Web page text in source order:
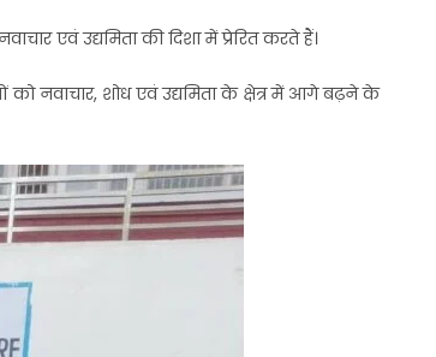
एवं उद्यमिता की दिशा में प्रेरित करते हैं।
को नवाचार, शोध एवं उद्यमिता के क्षेत्र में आगे बढ़ने के